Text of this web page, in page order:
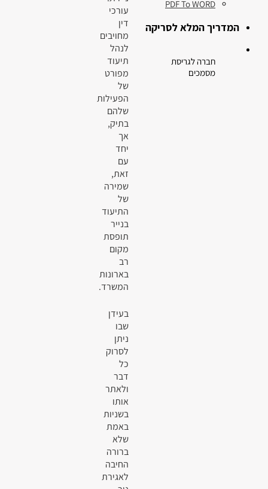
עורכי
דין
מחויבים
לנהל
תיעוד
מפורט
של
הפעילות
שלהם
בתיק,
אך
יחד
עם
זאת,
שמירה
של
התיעוד
בנייר
תופסת
מקום
רב
בארונות
המשרד.
בעידן
שבו
ניתן
לסרוק
כל
דבר
ולאתר
אותו
בשניות
באמת
שלא
ברורה
החיבה
לאגירת
PDF To WORD
המדריך המלא לסריקה
חברה לגריסת
מסמכים